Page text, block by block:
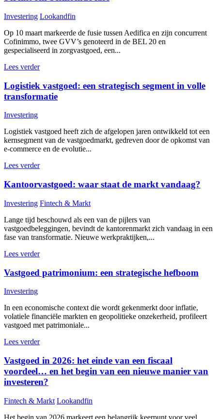
Investering Lookandfin
Op 10 maart markeerde de fusie tussen Aedifica en zijn concurrent
Cofinimmo, twee GVV’s genoteerd in de BEL 20 en
gespecialiseerd in zorgvastgoed, een...
Lees verder
Logistiek vastgoed: een strategisch segment in volle
transformatie
Investering
Logistiek vastgoed heeft zich de afgelopen jaren ontwikkeld tot een
kernsegment van de vastgoedmarkt, gedreven door de opkomst van
e-commerce en de evolutie...
Lees verder
Kantoorvastgoed: waar staat de markt vandaag?
Investering Fintech & Markt
Lange tijd beschouwd als een van de pijlers van
vastgoedbeleggingen, bevindt de kantorenmarkt zich vandaag in een
fase van transformatie. Nieuwe werkpraktijken,...
Lees verder
Vastgoed patrimonium: een strategische hefboom
Investering
In een economische context die wordt gekenmerkt door inflatie,
volatiele financiële markten en geopolitieke onzekerheid, profileert
vastgoed met patrimoniale...
Lees verder
Vastgoed in 2026: het einde van een fiscaal
voordeel… en het begin van een nieuwe manier van
investeren?
Fintech & Markt Lookandfin
Het begin van 2026 markeert een belangrijk keerpunt voor veel